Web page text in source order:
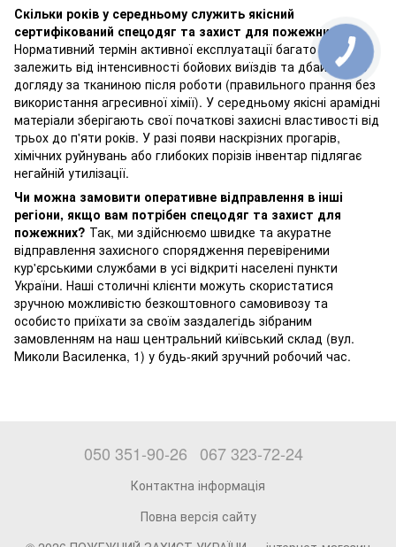
Скільки років у середньому служить якісний
сертифікований спецодяг та захист для пожежних?
Нормативний термін активної експлуатації багато в чому
залежить від інтенсивності бойових виїздів та дбайливого
догляду за тканиною після роботи (правильного прання без
використання агресивної хімії). У середньому якісні арамідні
матеріали зберігають свої початкові захисні властивості від
трьох до п'яти років. У разі появи наскрізних прогарів,
хімічних руйнувань або глибоких порізів інвентар підлягає
негайній утилізації.
Чи можна замовити оперативне відправлення в інші
регіони, якщо вам потрібен спецодяг та захист для
пожежних? Так, ми здійснюємо швидке та акуратне
відправлення захисного спорядження перевіреними
кур'єрськими службами в усі відкриті населені пункти
України. Наші столичні клієнти можуть скористатися
зручною можливістю безкоштовного самовивозу та
особисто приїхати за своїм заздалегідь зібраним
замовленням на наш центральний київський склад (вул.
Миколи Василенка, 1) у будь-який зручний робочий час.
050 351-90-26 067 323-72-24
Контактна інформація
Повна версія сайту